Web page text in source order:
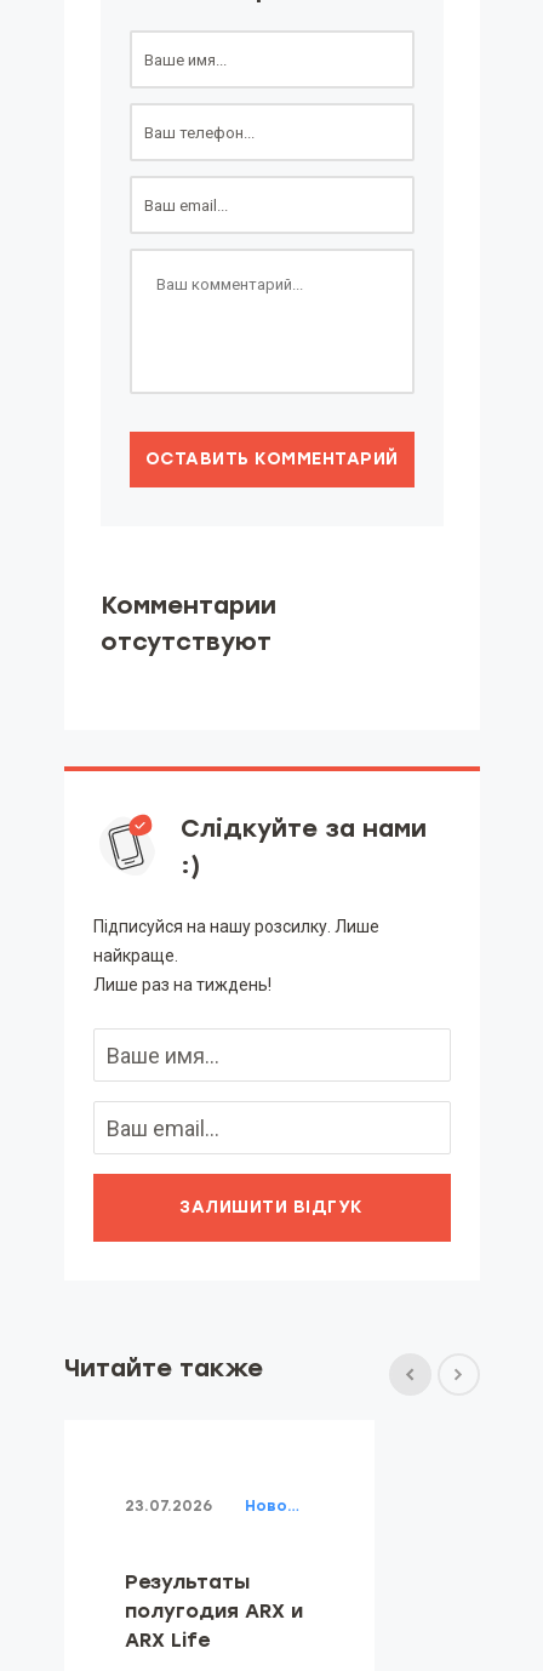
ОСТАВИТЬ КОММЕНТАРИЙ
Комментарии
отсутствуют
Слідкуйте за нами
:)
Підписуйся на нашу розсилку. Лише
найкраще.
Лише раз на тиждень!
ЗАЛИШИТИ ВІДГУК
Читайте также
Новости
23.07.2026
Результаты
полугодия ARX и
ARX Life